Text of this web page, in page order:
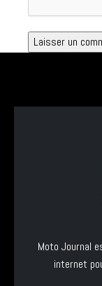
Moto Journal
internet